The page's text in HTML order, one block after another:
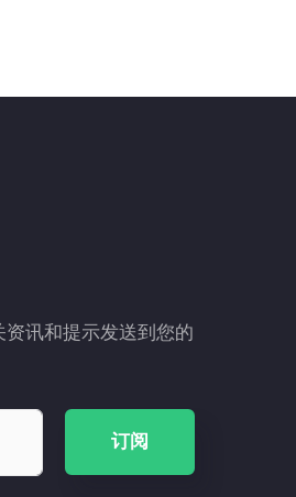
讯和提示发送到您的
订阅